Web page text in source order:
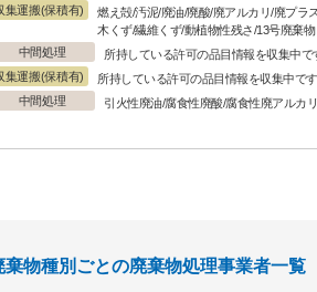
集運搬(保積有)
燃え殻/汚泥/廃油/廃酸/廃アルカリ/廃プラ
木くず/繊維くず/動植物性残さ/13号廃棄物
中間処理
所持している許可の品目情報を収集中で
集運搬(保積有)
所持している許可の品目情報を収集中です
中間処理
引火性廃油/腐食性廃酸/腐食性廃アルカ
棄物種別ごとの廃棄物処理事業者一覧